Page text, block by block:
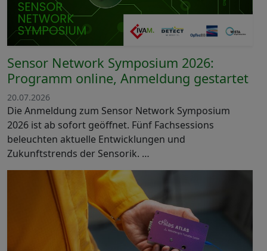
Sensor Network Symposium 2026:
Programm online, Anmeldung gestartet
20.07.2026
Die Anmeldung zum Sensor Network Symposium
2026 ist ab sofort geöffnet. Fünf Fachsessions
beleuchten aktuelle Entwicklungen und
Zukunftstrends der Sensorik. …